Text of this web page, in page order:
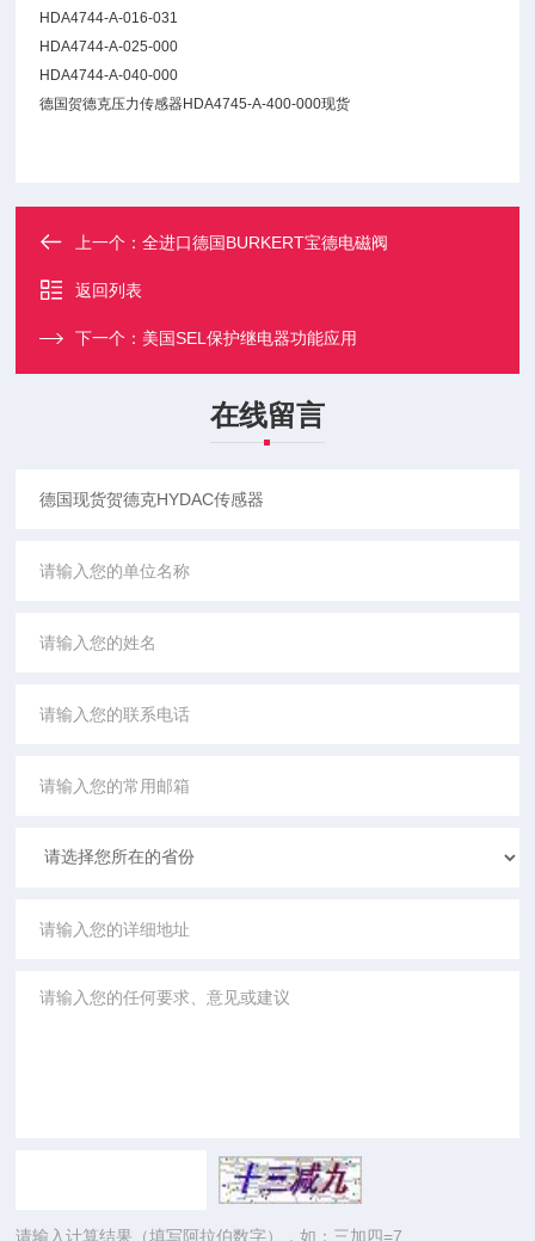
HDA4744-A-016-031
HDA4744-A-025-000
HDA4744-A-040-000
德国贺德克压力传感器HDA4745-A-400-000现货
上一个：全进口德国BURKERT宝德电磁阀
返回列表
下一个： 美国SEL保护继电器功能应用
在线留言
请输入计算结果（填写阿拉伯数字），如：三加四=7